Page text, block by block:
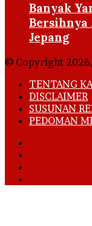
Banyak
Bersihnya
Jepang
© Copyright
TENTANG
DISCLAIMER
SUSUNAN
PEDOMAN